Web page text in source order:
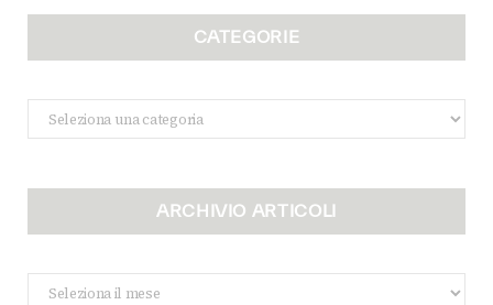
CATEGORIE
Categorie
ARCHIVIO ARTICOLI
Archivio